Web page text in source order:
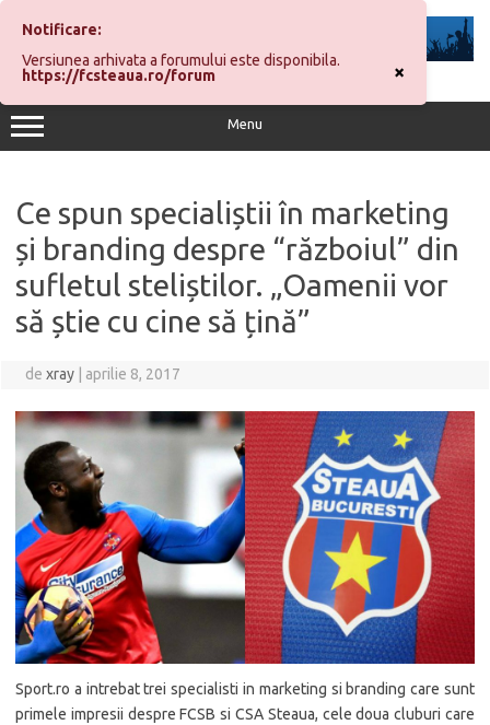
Sari
conținut
Menu
Ce spun specialiștii în marketing
și branding despre “războiul” din
sufletul steliștilor. „Oamenii vor
să știe cu cine să țină”
de xray aprilie 8, 2017
Sport.ro a intrebat trei specialisti in marketing si branding care sunt
primele impresii despre FCSB si CSA Steaua, cele doua cluburi care
×
Notificare:
Versiunea arhivata a forumului este disponibila.
https://fcsteaua.ro/forum